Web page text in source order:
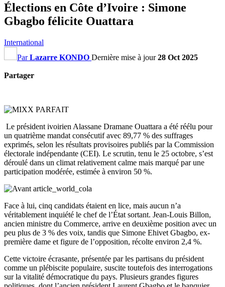
Élections en Côte d’Ivoire : Simone
Gbagbo félicite Ouattara
International
ParLazarre KONDO Dernière mise à jour28 Oct 2025
Partager
Le président ivoirien Alassane Dramane Ouattara a été réélu pour
un quatrième mandat consécutif avec 89,77 % des suffrages
exprimés, selon les résultats provisoires publiés par la Commission
électorale indépendante (CEI). Le scrutin, tenu le 25 octobre, s’est
déroulé dans un climat relativement calme mais marqué par une
participation modérée, estimée à environ 50 %.
Face à lui, cinq candidats étaient en lice, mais aucun n’a
véritablement inquiété le chef de l’État sortant. Jean-Louis Billon,
ancien ministre du Commerce, arrive en deuxième position avec un
peu plus de 3 % des voix, tandis que Simone Ehivet Gbagbo, ex-
première dame et figure de l’opposition, récolte environ 2,4 %.
Cette victoire écrasante, présentée par les partisans du président
comme un plébiscite populaire, suscite toutefois des interrogations
sur la vitalité démocratique du pays. Plusieurs grandes figures